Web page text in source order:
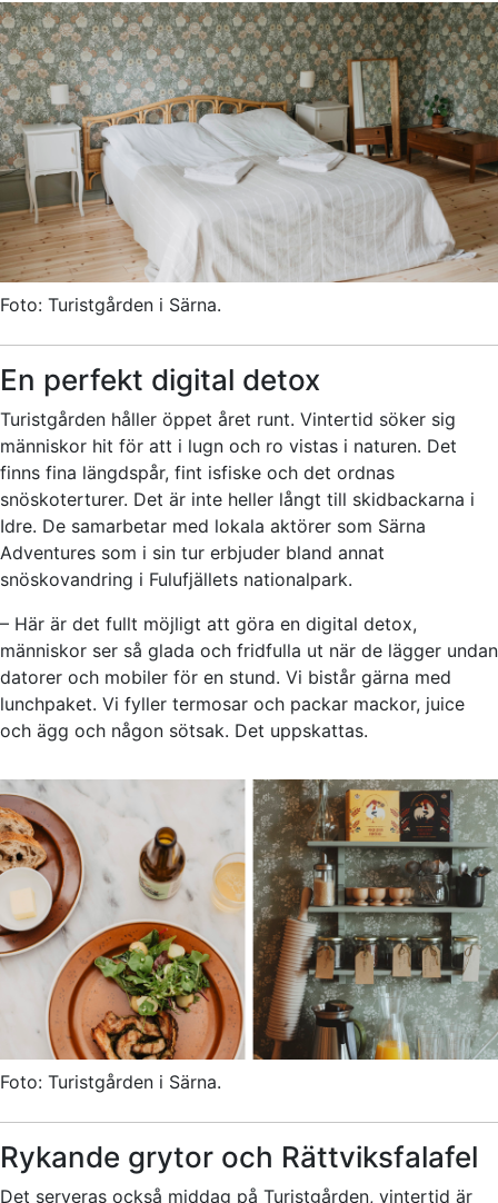
Foto: Turistgården i Särna.
En perfekt digital detox
Turistgården håller öppet året runt. Vintertid söker sig
människor hit för att i lugn och ro vistas i naturen. Det
finns fina längdspår, fint isfiske och det ordnas
snöskoterturer. Det är inte heller långt till skidbackarna i
Idre. De samarbetar med lokala aktörer som Särna
Adventures som i sin tur erbjuder bland annat
snöskovandring i Fulufjällets nationalpark.
– Här är det fullt möjligt att göra en digital detox,
människor ser så glada och fridfulla ut när de lägger undan
datorer och mobiler för en stund. Vi bistår gärna med
lunchpaket. Vi fyller termosar och packar mackor, juice
och ägg och någon sötsak. Det uppskattas.
Foto: Turistgården i Särna.
Rykande grytor och Rättviksfalafel
Det serveras också middag på Turistgården, vintertid är